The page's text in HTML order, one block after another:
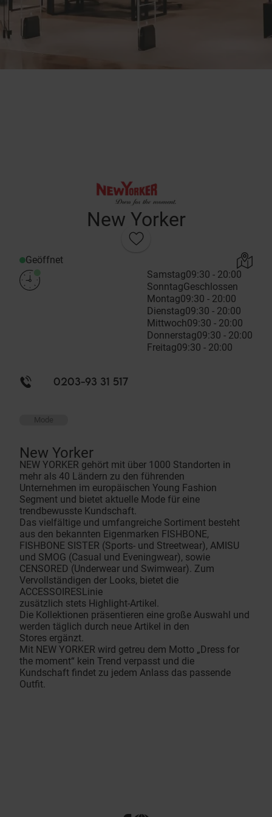
New Yorker
Geöffnet
Samstag09:30 - 20:00
SonntagGeschlossen
Montag09:30 - 20:00
Dienstag09:30 - 20:00
Mittwoch09:30 - 20:00
Donnerstag09:30 - 20:00
Freitag09:30 - 20:00
0203-93 31 517
Mode
New Yorker
NEW YORKER gehört mit über 1000 Standorten in
mehr als 40 Ländern zu den führenden
Unternehmen im europäischen Young Fashion
Segment und bietet aktuelle Mode für eine
trendbewusste Kundschaft.
Das vielfältige und umfangreiche Sortiment besteht
aus den bekannten Eigenmarken FISHBONE,
FISHBONE SISTER (Sports- und Streetwear), AMISU
und SMOG (Casual und Eveningwear), sowie
CENSORED (Underwear und Swimwear). Zum
Vervollständigen der Looks, bietet die
ACCESSOIRESLinie
zusätzlich stets Highlight-Artikel.
Die Kollektionen präsentieren eine große Auswahl und
werden täglich durch neue Artikel in den
Stores ergänzt.
Mit NEW YORKER wird getreu dem Motto „Dress for
the moment“ kein Trend verpasst und die
Kundschaft findet zu jedem Anlass das passende
Outfit.